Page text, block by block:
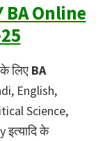
BA Online
लिए BA
English,
Science,
के